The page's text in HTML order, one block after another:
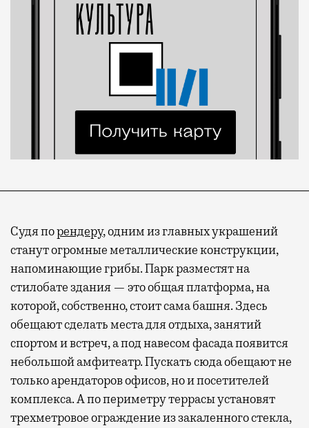
Судя порендеру, одним из главных украшений
станут огромные металлические конструкции,
напоминающие грибы. Парк разместят на
стилобате здания — это общая платформа, на
которой, собственно, стоит сама башня. Здесь
обещают сделать места для отдыха, занятий
спортом и встреч, а под навесом фасада появится
небольшой амфитеатр. Пускать сюда обещают не
только арендаторов офисов, но и посетителей
комплекса. А по периметру террасы установят
трехметровое ограждение из закаленного стекла,